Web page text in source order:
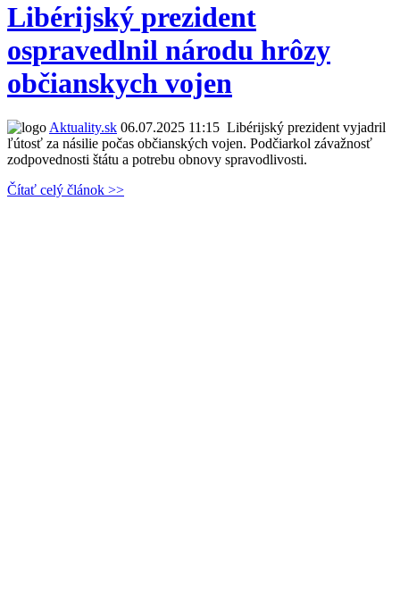
Libérijský prezident
ospravedlnil národu hrôzy
občianskych vojen
Aktuality.sk 06.07.2025 11:15 Libérijský prezident vyjadril
ľútosť za násilie počas občianských vojen. Podčiarkol závažnosť
zodpovednosti štátu a potrebu obnovy spravodlivosti.
Čítať celý článok >>